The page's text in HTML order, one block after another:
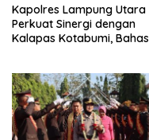
Kapolres Lampung Utara
Perkuat Sinergi dengan
Kalapas Kotabumi, Bahas